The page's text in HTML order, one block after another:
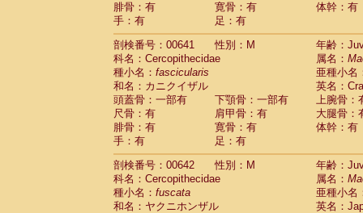
腓骨：有
寛骨：有
体幹：有
手：有
足：有
剖検番号：00641
性別：M
年齢：
科名：Cercopithecidae
属名：
種小名： fascicularis
亜種小名
和名：カニクイザル
英名：
頭蓋骨：一部有
下顎骨：一部有
上腕骨：
尺骨：有
肩甲骨：有
大腿骨：
腓骨：有
寛骨：有
体幹：有
手：有
足：有
剖検番号：00642
性別：M
年齢：
科名：Cercopithecidae
属名：
種小名： fuscata
亜種小名
和名：ヤクニホンザル
英名：